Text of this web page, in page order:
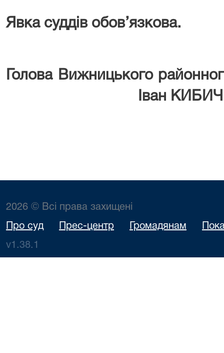
Явка суддів обов’язкова.
Голова
Іван
КИБИЧ
2026 © Всі права захищені
Про суд Прес-центр Громадянам
v1.38.1